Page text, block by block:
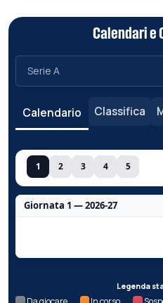
Calendari e
Calendario Classifica
1 2 3 4 5
Giornata 1 — 2026-27
Legenda